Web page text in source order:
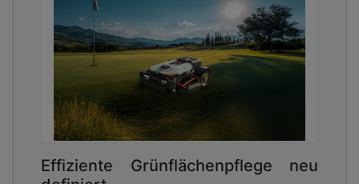
Effiziente Grünflächenpflege neu